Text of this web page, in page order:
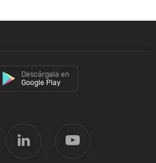
Descárgala en
Google Play